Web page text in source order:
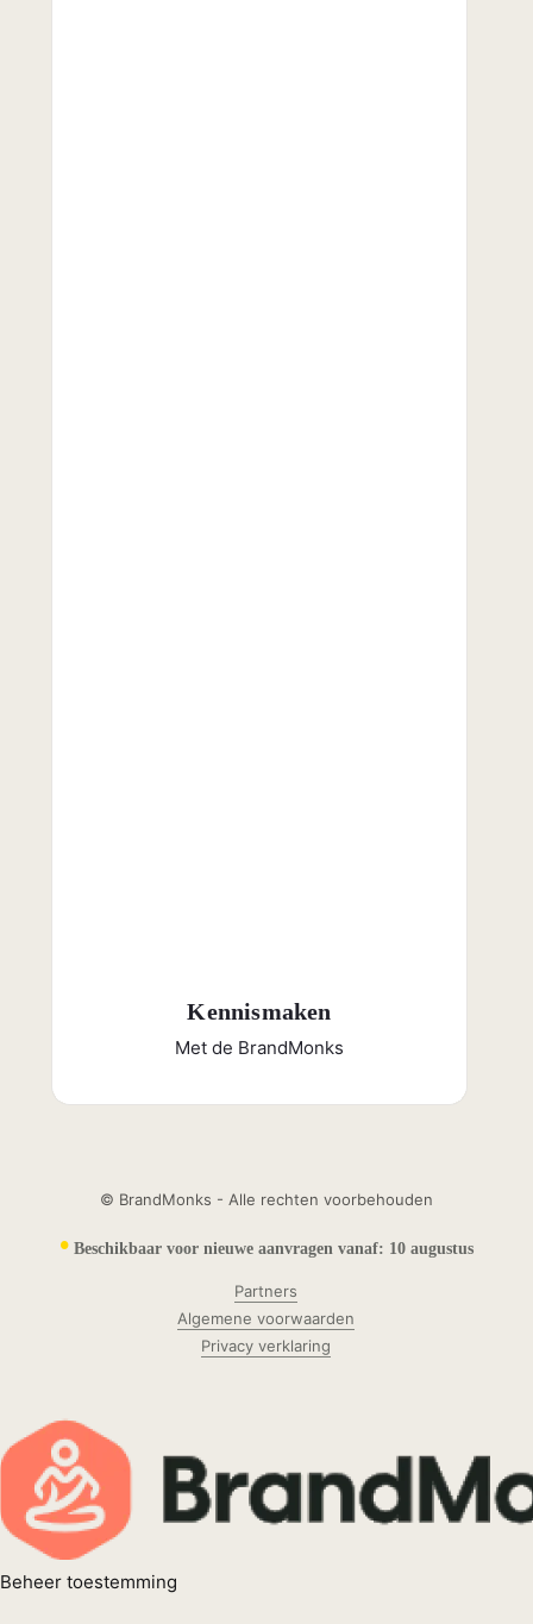
Kennismaken
Met de BrandMonks
© BrandMonks - Alle rechten voorbehouden
•Beschikbaar voor nieuwe aanvragen vanaf: 10 augustus
Partners
Algemene voorwaarden
Privacy verklaring
Beheer toestemming